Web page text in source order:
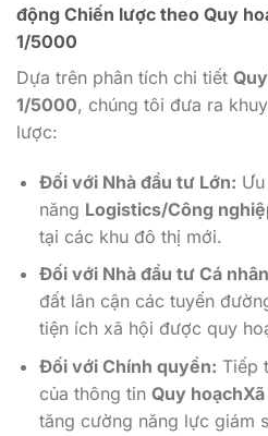
động Chiến lược theo Quy
1/5000
Dựa trên phân tích chi tiết
1/5000, chúng tôi đưa ra
lược:
Đối với Nhà đầu tư Lớn:
năng Logistics/Công
tại các khu đô thị mới.
Đối với Nhà đầu tư Cá
đất lân cận các tuyến
tiện ích xã hội được quy
Đối với Chính quyền: Tiếp
của thông tin Quy
tăng cường năng lực giám